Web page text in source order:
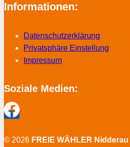
Informationen:
Datenschutzerklärung
Privatsphäre Einstellung
Impressum
Soziale Medien:
© 2026 FREIE WÄHLER Nidderau